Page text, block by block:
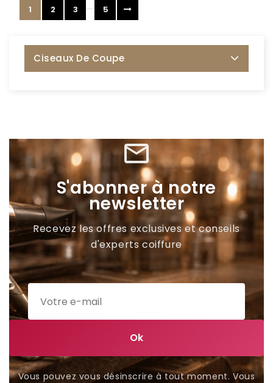
1
2 3 … 5
Ciseaux De Coupe
mail_outline
S'abonner à notre
newsletter
Recevez les offres exclusives et conseils
d'experts coiffure
Vous pouvez vous désinscrire à tout moment. Vous